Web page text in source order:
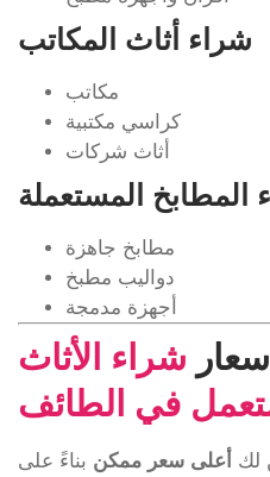
شراء أثاث المكاتب
مكاتب
كراسي مكتبية
أثاث شركات
المطابخ المستعملة
مطابخ جاهزة
دواليب مطبخ
أجهزة مدمجة
شراء الأثاث
في الطائف
لك أعلى سعر ممكن